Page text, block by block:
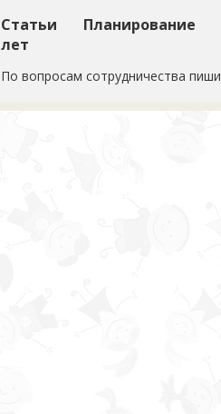
Статьи
Планирование
лет
По вопросам сотрудничества